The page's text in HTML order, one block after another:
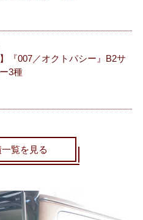
】『007／オクトパシー』B2サ
3種
覧を見る